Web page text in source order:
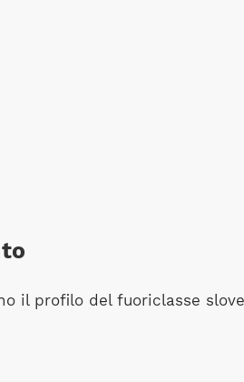
il profilo del fuoriclasse